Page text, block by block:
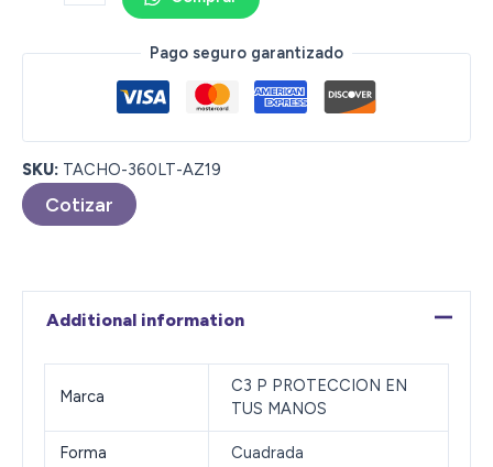
Pago seguro garantizado
SKU: TACHO-360LT-AZ19
Cotizar
Additional information
Marca
C3 P PROTECCION EN
TUS MANOS
Forma Cuadrada